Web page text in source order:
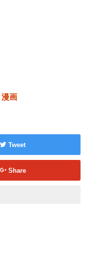
漫画
Tweet
Share